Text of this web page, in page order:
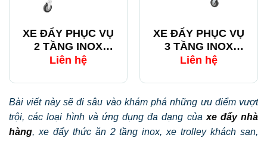
XE ĐẨY PHỤC VỤ
2 TẦNG INOX
KHUNG VUÔNG
Liên hệ
XE ĐẨY PHỤC VỤ
3 TẦNG INOX
KHUNG VUÔNG
Liên hệ
Bài viết này sẽ đi sâu vào khám phá những ưu điểm vượt
trội, các loại hình và ứng dụng đa dạng của xe đẩy nhà
hàng, xe đẩy thức ăn 2 tầng inox, xe trolley khách sạn,